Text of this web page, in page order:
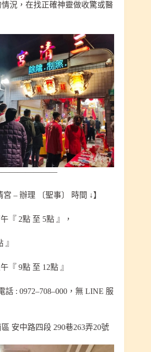
況，在找正確神靈做收驚或醫
宮 – 辦理 〔聖事〕 時間 ↓】
『 2點 至 5點 』，
』
『 9點 至 12點 』
話 : 0972–708–000，無 LINE 服
安中路四段 290巷263弄20號